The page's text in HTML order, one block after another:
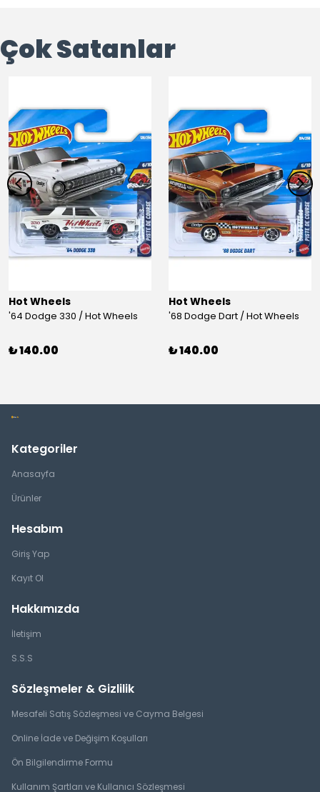
Çok Satanlar
Hot Wheels
'64 Dodge 330 / Hot Wheels
₺ 140.00
Hot Wheels
'68 Dodge Dart / Hot Wheels
₺ 140.00
Kategoriler
Anasayfa
Ürünler
Hesabım
Giriş Yap
Kayıt Ol
Hakkımızda
İletişim
S.S.S
Sözleşmeler & Gizlilik
Mesafeli Satış Sözleşmesi ve Cayma Belgesi
Online İade ve Değişim Koşulları
Ön Bilgilendirme Formu
Kullanım Şartları ve Kullanıcı Sözleşmesi